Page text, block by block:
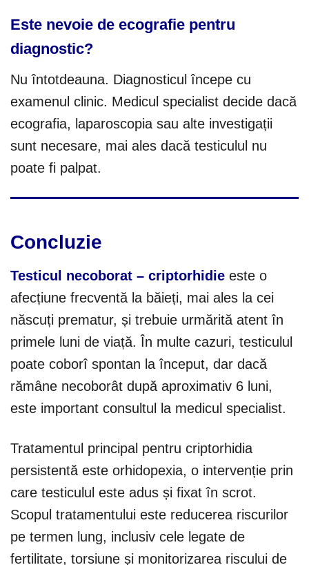
Este nevoie de ecografie pentru
diagnostic?
Nu întotdeauna. Diagnosticul începe cu
examenul clinic. Medicul specialist decide dacă
ecografia, laparoscopia sau alte investigații
sunt necesare, mai ales dacă testiculul nu
poate fi palpat.
Concluzie
Testicul necoborat – criptorhidie este o
afecțiune frecventă la băieți, mai ales la cei
născuți prematur, și trebuie urmărită atent în
primele luni de viață. În multe cazuri, testiculul
poate coborî spontan la început, dar dacă
rămâne necoborât după aproximativ 6 luni,
este important consultul la medicul specialist.
Tratamentul principal pentru criptorhidia
persistentă este orhidopexia, o intervenție prin
care testiculul este adus și fixat în scrot.
Scopul tratamentului este reducerea riscurilor
pe termen lung, inclusiv cele legate de
fertilitate, torsiune și monitorizarea riscului de